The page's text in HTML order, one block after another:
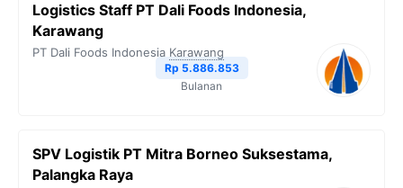
Logistics Staff PT Dali Foods Indonesia,
Karawang
PT Dali Foods Indonesia Karawang
Rp 5.886.853
Bulanan
SPV Logistik PT Mitra Borneo Suksestama,
Palangka Raya